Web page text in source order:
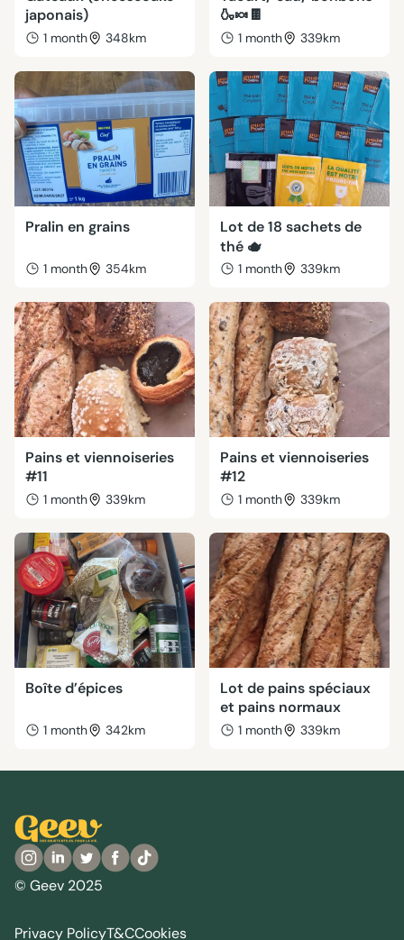
japonais)
1 month 348km
🍶🍬🍫
1 month 339km
Pralin en grains
1 month 354km
Lot de 18 sachets de
thé 🫖
1 month 339km
Pains et viennoiseries
#11
1 month 339km
Pains et viennoiseries
#12
1 month 339km
Boîte d’épices
1 month 342km
Lot de pains spéciaux
et pains normaux
1 month 339km
© Geev 2025
Privacy PolicyT&CCookies